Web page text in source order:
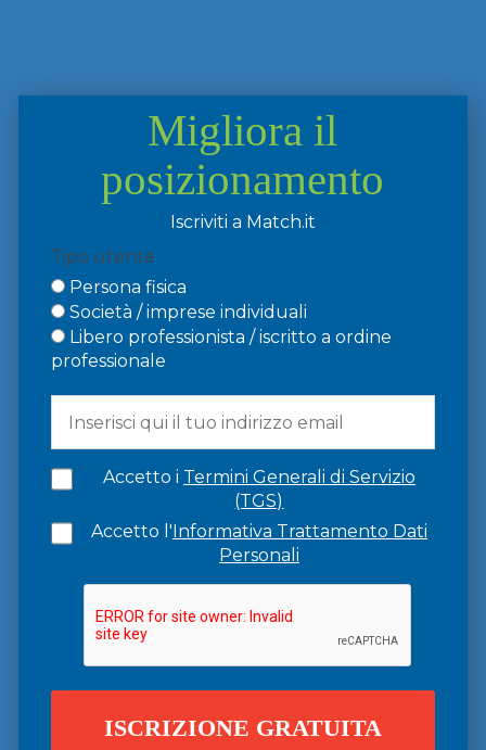
Migliora il
posizionamento
Iscriviti a Match.it
Tipo utente
Persona fisica
Società / imprese individuali
Libero professionista / iscritto a ordine
professionale
Accetto i Termini Generali di Servizio
(TGS)
Accetto l'Informativa Trattamento Dati
Personali